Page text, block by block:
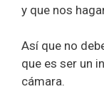
y que nos
Así que no
que es ser un
cámara.